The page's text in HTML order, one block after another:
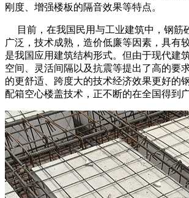
刚度、增强楼板的隔音效果等特点。
目前，在我国民用与工业建筑中，钢筋
广泛，技术成熟，造价低廉等因素，具有
是我国应用建筑结构形式。但由于现代建
空间、灵活间隔以及抗震等提出了高的要
的更舒适、跨度大的技术经济效果更好的
配箱空心楼盖技术，正不断的在全国得到